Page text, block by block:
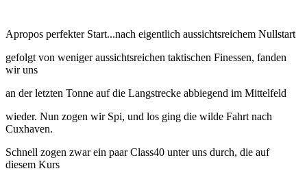
Apropos perfekter Start...nach eigentlich aussichtsreichem Nullstart
gefolgt von weniger aussichtsreichen taktischen Finessen, fanden
wir uns
an der letzten Tonne auf die Langstrecke abbiegend im Mittelfeld
wieder. Nun zogen wir Spi, und los ging die wilde Fahrt nach
Cuxhaven.
Schnell zogen zwar ein paar Class40 unter uns durch, die auf
diesem Kurs